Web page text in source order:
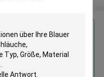
Preis für